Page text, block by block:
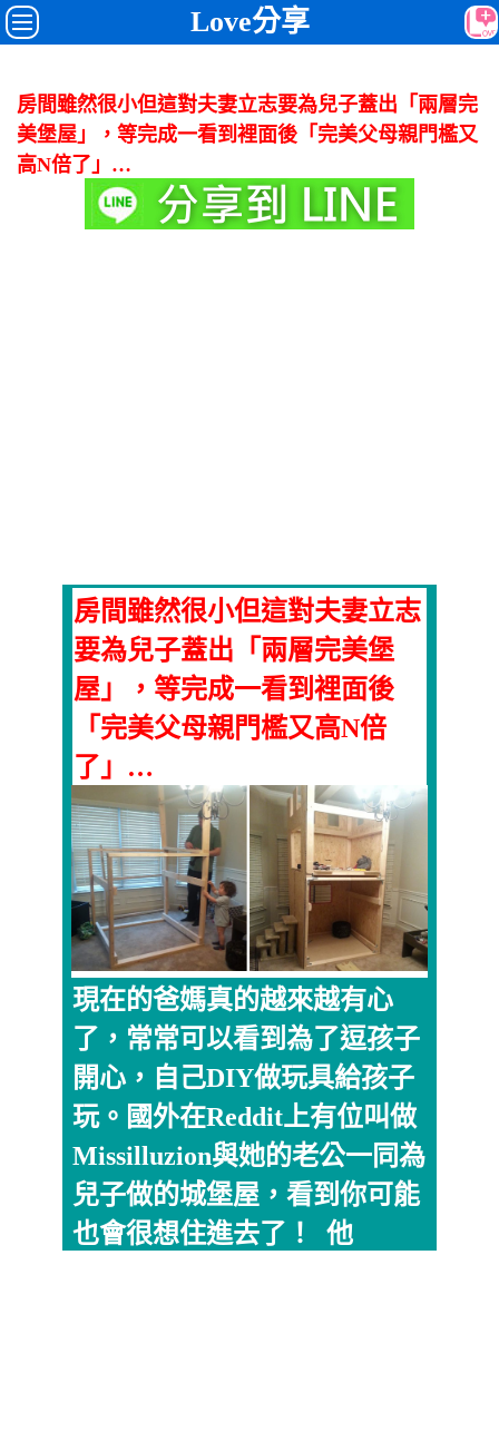
Love分享
房間雖然很小但這對夫妻立志要為兒子蓋出「兩層完
美堡屋」，等完成一看到裡面後「完美父母親門檻又
高N倍了」…
房間雖然很小但這對夫妻立志
要為兒子蓋出「兩層完美堡
屋」，等完成一看到裡面後
「完美父母親門檻又高N倍
了」…
現在的爸媽真的越來越有心
了，常常可以看到為了逗孩子
開心，自己DIY做玩具給孩子
玩。國外在Reddit上有位叫做
Missilluzion與她的老公一同為
兒子做的城堡屋，看到你可能
也會很想住進去了！ 他